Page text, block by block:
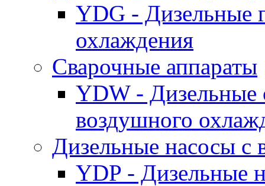
YDG - Дизельные
охлаждения
Cварочные аппараты
YDW - Дизельные
воздушного
Дизельные насосы
YDP - Дизельные